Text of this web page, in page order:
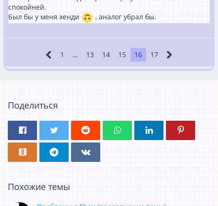
спокойней.
Был бы у меня хенди
, аналог убрал бы.
1 … 13 14 15 16 17
Поделиться
Похожие темы